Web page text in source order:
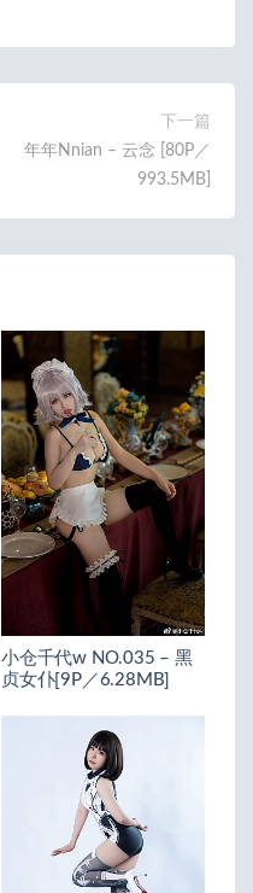
下一篇
年年Nnian – 云念 [80P／
993.5MB]
小仓千代w NO.035 – 黑
贞女仆[9P／6.28MB]